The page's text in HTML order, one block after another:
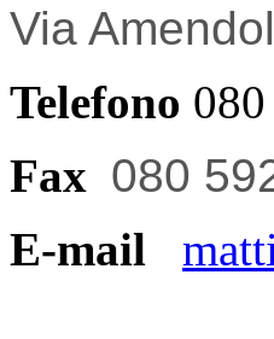
Via
Telefono
Fax 080
E-mail